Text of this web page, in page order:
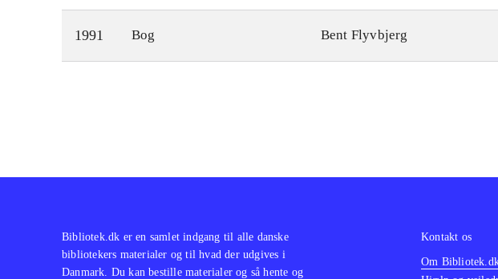
1991 Bog Bent Flyvbjerg
Bibliotek.dk er en samlet indgang til alle danske
bibliotekers materialer og til hvad der udgives i
Danmark. Du kan bestille materialer og så hente og
Kontakt os
Om